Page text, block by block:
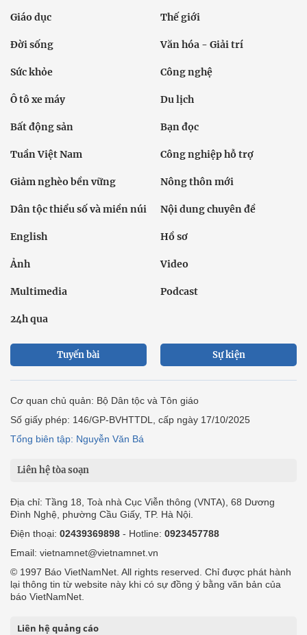
Giáo dục Thế giới
Đời sống Văn hóa - Giải trí
Sức khỏe Công nghệ
Ô tô xe máy Du lịch
Bất động sản Bạn đọc
Tuần Việt Nam Công nghiệp hỗ trợ
Giảm nghèo bền vững Nông thôn mới
Dân tộc thiểu số và miền núi Nội dung chuyên đề
English Hồ sơ
Ảnh Video
Multimedia Podcast
24h qua
Tuyến bài Sự kiện
Cơ quan chủ quản: Bộ Dân tộc và Tôn giáo
Số giấy phép: 146/GP-BVHTTDL, cấp ngày 17/10/2025
Tổng biên tập: Nguyễn Văn Bá
Liên hệ tòa soạn
Địa chỉ: Tầng 18, Toà nhà Cục Viễn thông (VNTA), 68 Dương
Đình Nghệ, phường Cầu Giấy, TP. Hà Nội.
Điện thoại: 02439369898 - Hotline: 0923457788
Email: vietnamnet@vietnamnet.vn
© 1997 Báo VietNamNet. All rights reserved. Chỉ được phát hành
lại thông tin từ website này khi có sự đồng ý bằng văn bản của
báo VietNamNet.
Liên hệ quảng cáo